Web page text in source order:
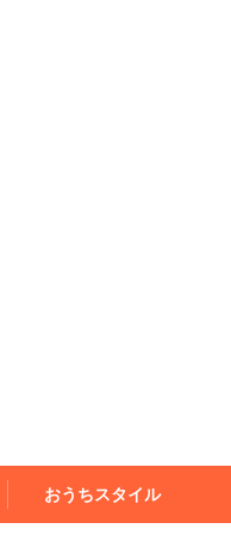
おうちスタイル